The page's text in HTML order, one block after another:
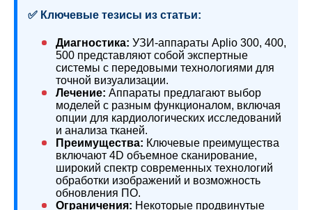
✅ Ключевые тезисы из статьи:
Диагностика: УЗИ-аппараты Aplio 300, 400,
500 представляют собой экспертные
системы с передовыми технологиями для
точной визуализации.
Лечение: Аппараты предлагают выбор
моделей с разным функционалом, включая
опции для кардиологических исследований
и анализа тканей.
Преимущества: Ключевые преимущества
включают 4D объемное сканирование,
широкий спектр современных технологий
обработки изображений и возможность
обновления ПО.
Ограничения: Некоторые продвинутые